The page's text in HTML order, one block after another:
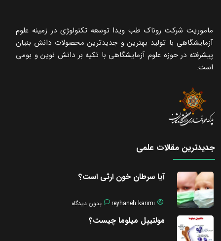
ماموریت شرکت روناک طب ویدا توسعه تکنولوژی در زمینه علوم
آزمایشگاهی با تولید بهترین و جدیدترین محصولات دانش بنیان
پیشرفته در حوزه علوم آزمایشگاهی با تکیه ‌بر دانش نوین و بومی
است.
جدیدترین مقالات علمی
آیا سرطان خون ارثی است؟
reyhaneh karimi بدون دیدگاه
مولتیپل میلوما چیست؟